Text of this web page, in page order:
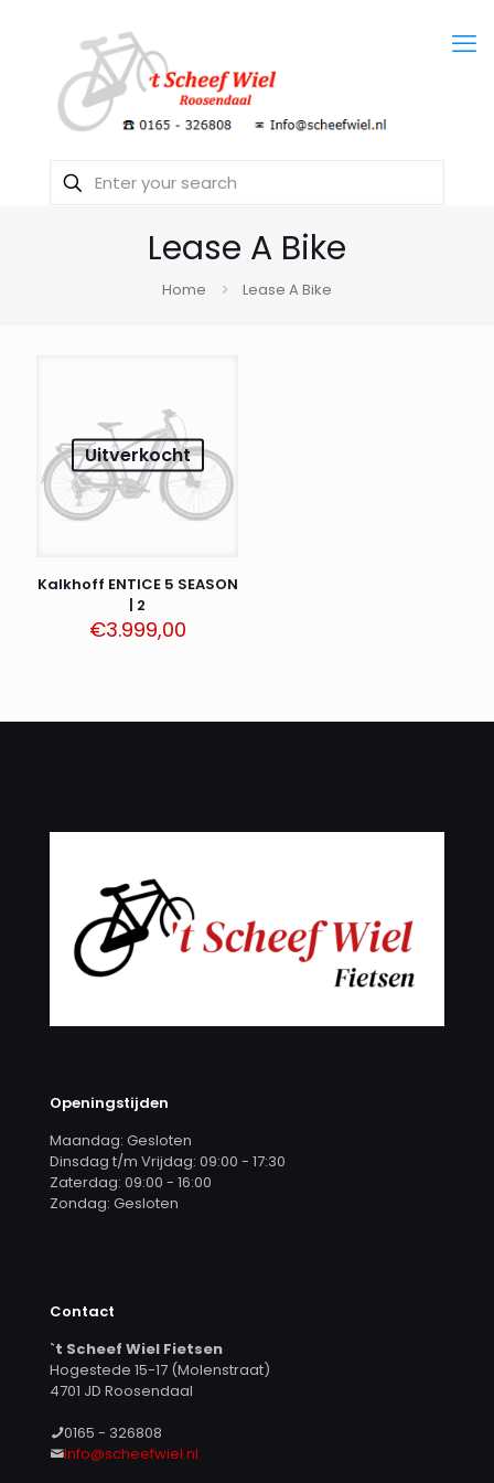
Lease A Bike
Home Lease A Bike
Uitverkocht
Kalkhoff ENTICE 5 SEASON
| 2
€3.999,00
Openingstijden
Maandag: Gesloten
Dinsdag t/m Vrijdag: 09:00 - 17:30
Zaterdag: 09:00 - 16:00
Zondag: Gesloten
Contact
`t Scheef Wiel Fietsen
Hogestede 15-17 (Molenstraat)
4701 JD Roosendaal
0165 - 326808
Info@scheefwiel.nl